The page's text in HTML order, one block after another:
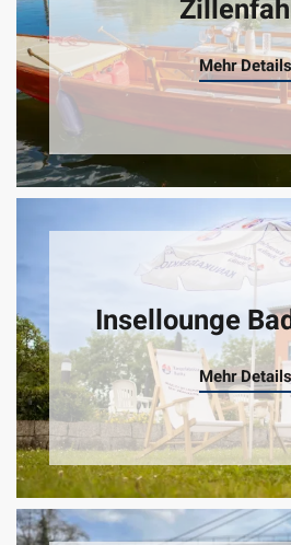
Mehr Details
Insellounge
Mehr Details